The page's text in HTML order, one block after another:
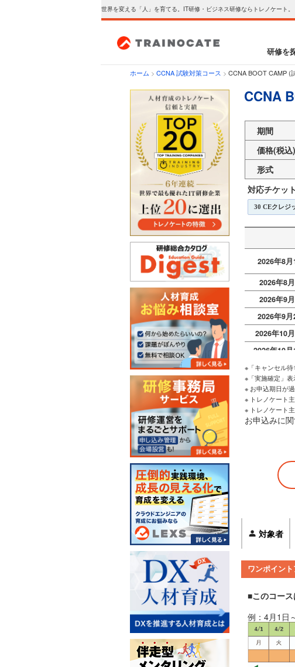
世界を変える「人」を育てる。IT研修・ビジネス研修ならトレノケート。
研修を
ホーム > CCNA 試験対策コース > CCNA BOOT CAMP (
CCNA
期間
価格(税込)
形式
対応チケッ
30 CEクレジ
2026年8
2026年8
2026年9
2026年9
2026年10
2026年10
2026年10
2026年11
2026年11
2026年12
※「キャンセル待
※「実施確定」表
※ お申込期日が過
※ トレノケート
※ トレノケート
お申込みに
対象者
ワンポイン
■このコース
例：4月1日